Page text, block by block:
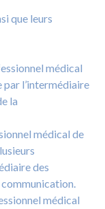
que leurs
médical
par l’intermédiaire
la
médical de
des
médical